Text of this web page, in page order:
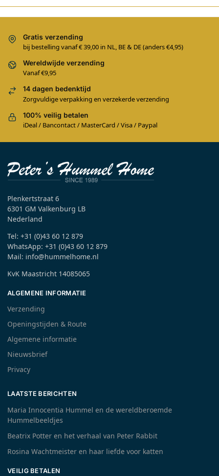
Gratis verzending
bij bestelling vanaf € 39,00 in NL, BE & DE (anders €4,95)
Wereldwijde verzending
Vanaf €9,95
14 dagen bedenktijd
Zorgvuldige verpakking en verzekerde verzending
100% veilig betalen
iDeal / Bancontact / MasterCard / Visa / Paypal
Plenkertstraat 6
6301 GM Valkenburg LB
Nederland
Tel: +31 (0)43 60 12 879
WhatsApp: +31 (0)43 60 12 879
Mail: info@hummelhome.nl
KvK Maastricht 14085065
ALGEMENE INFORMATIE
Verzending
Openingstijden & Route
Algemene informatie
Nieuwsbrief
Privacy
LAATSTE BERICHTEN
Maria Innocentia Hummel en de wereldberoemde
Hummelbeeldjes
Beatrix Potter en het verhaal van Peter Rabbit
Rosina Wachtmeister en haar liefde voor katten
VEILIG BETALEN